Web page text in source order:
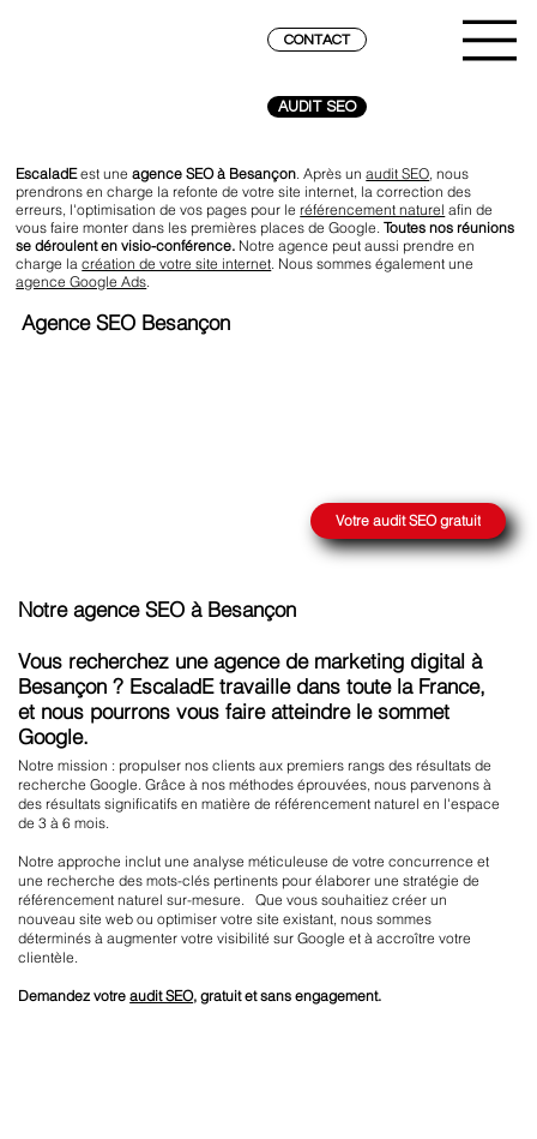
AUDIT SEO
CONTACT
EscaladEest uneagence SEO à Besançon. Après unaudit SEO, nous
prendrons en charge la refonte de votre site internet, la correction des
erreurs, l'optimisation de vos pages pour leréférencement naturel afin de
vous faire monter dans les premières places de Google.Toutes nos réunions
se déroulent en visio-conférence. Notre agence peut aussi prendre en
charge lacréation de votre site internet. Nous sommes également une
agence Google Ads.
Agence SEO Besançon
Votre audit SEO gratuit
Notre mission : propulser nos clients aux premiers rangs des résultats de
recherche Google. Grâce à nos méthodes éprouvées, nous parvenons à
des résultats significatifs en matière de référencement naturel en l'espace
de 3 à 6 mois.
Notre approche inclut une analyse méticuleuse de votre concurrence et
une recherche des mots-clés pertinents pour élaborer une stratégie de
référencement naturel sur-mesure. Que vous souhaitiez créer un
nouveau site web ou optimiser votre site existant, nous sommes
déterminés à augmenter votre visibilité sur Google et à accroître votre
clientèle.
Demandez votreaudit SEO, gratuit et sans engagement.
Vous recherchez une agence de marketing digital à
Besançon ? EscaladE travaille dans toute la France,
et nous pourrons vous faire atteindre le sommet
Google.
Notre agence SEO à Besançon